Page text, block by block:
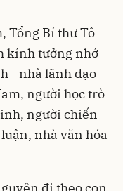
Tổng Bí thư Tô
kính tưởng nhớ
- nhà lãnh đạo
người học trò
người chiến
nhà văn hóa
đi theo con